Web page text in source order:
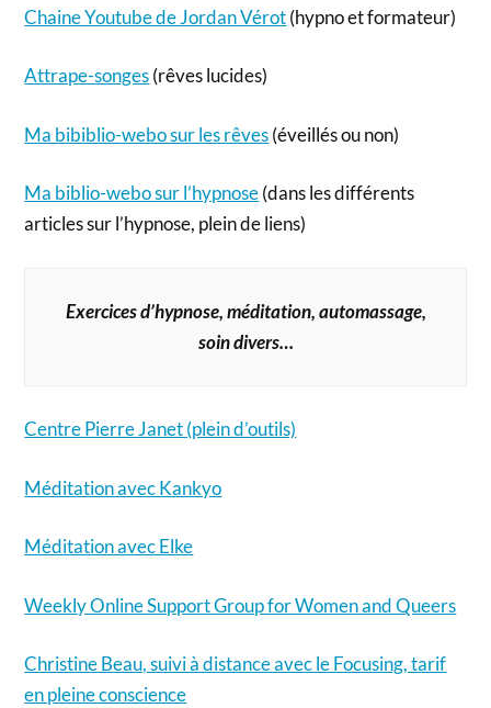
Chaine Youtube de Jordan Vérot(hypno et formateur)
Attrape-songes(rêves lucides)
Ma bibiblio-webo sur les rêves(éveillés ou non)
Ma biblio-webo sur l’hypnose(dans les différents
articles sur l’hypnose, plein de liens)
Exercices d’hypnose, méditation, automassage,
soin divers…
Centre Pierre Janet (plein d’outils)
Méditation avec Kankyo
Méditation avec Elke
Weekly Online Support Group for Women and Queers
Christine Beau, suivi à distance avec le Focusing, tarif
en pleine conscience